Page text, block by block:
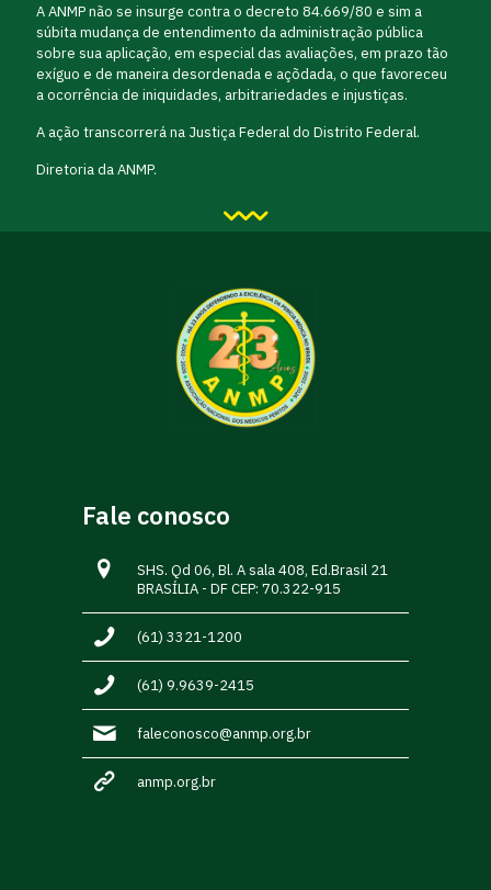
A ANMP não se insurge contra o decreto 84.669/80 e sim a
súbita mudança de entendimento da administração pública
sobre sua aplicação, em especial das avaliações, em prazo tão
exíguo e de maneira desordenada e açõdada, o que favoreceu
a ocorrência de iniquidades, arbitrariedades e injustiças.
A ação transcorrerá na Justiça Federal do Distrito Federal.
Diretoria da ANMP.
Fale conosco
SHS. Qd 06, Bl. A sala 408, Ed.Brasil 21
BRASÍLIA - DF CEP: 70.322-915
(61) 3321-1200
(61) 9.9639-2415
faleconosco@anmp.org.br
anmp.org.br